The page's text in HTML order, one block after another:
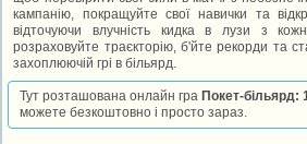
кампанію, покращуйте свої навички та
відточуючи влучність кидка в лузи з
розраховуйте траєкторію, б'йте рекорди та
захоплюючій грі в більярд.
Тут розташована онлайн гра Покет-більярд:
можете безкоштовно і просто зараз.